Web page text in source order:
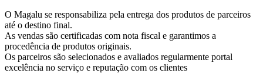
O Magalu se responsabiliza pela entrega dos produtos de parceiros
até o destino final.
As vendas são certificadas com nota fiscal e garantimos a
procedência de produtos originais.
Os parceiros são selecionados e avaliados regularmente portal
excelência no serviço e reputação com os clientes